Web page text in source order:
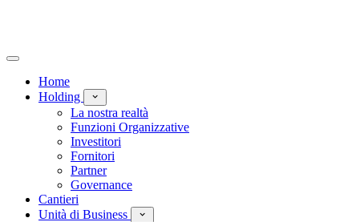
Home
Holding
La nostra realtà
Funzioni Organizzative
Investitori
Fornitori
Partner
Governance
Cantieri
Unità di Business